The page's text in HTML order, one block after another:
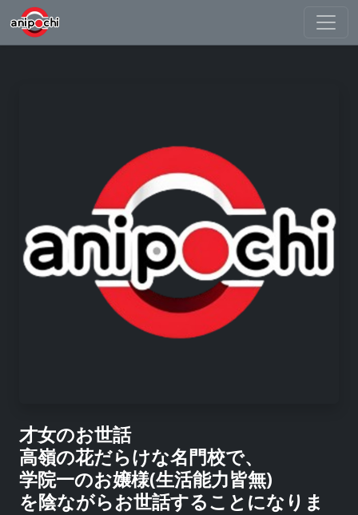
才女のお世話
高嶺の花だらけな名門校で、
学院一のお嬢様(生活能力皆無)
を陰ながらお世話することになりま